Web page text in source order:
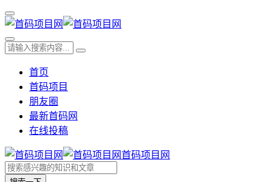
首页
首码项目
朋友圈
最新首码网
在线投稿
首码项目网